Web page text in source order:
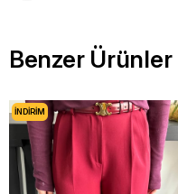
Benzer Ürünler
İNDIRIM